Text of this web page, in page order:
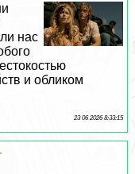
нас
и обликом
23 06 2026 8:33:15